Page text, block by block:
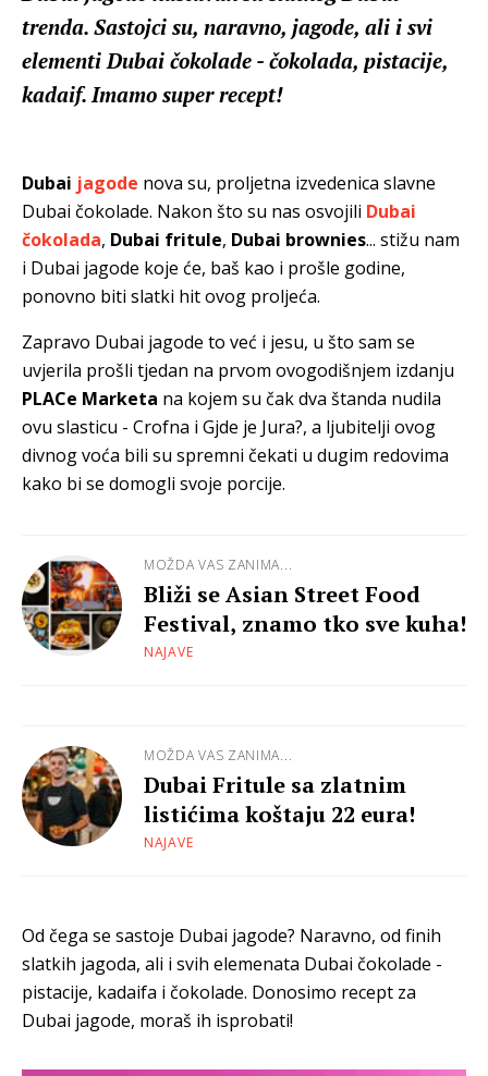
trenda. Sastojci su, naravno, jagode, ali i svi
elementi Dubai čokolade - čokolada, pistacije,
kadaif. Imamo super recept!
Dubai jagode nova su, proljetna izvedenica slavne
Dubai čokolade. Nakon što su nas osvojili Dubai
čokolada, Dubai fritule, Dubai brownies... stižu nam
i Dubai jagode koje će, baš kao i prošle godine,
ponovno biti slatki hit ovog proljeća.
Zapravo Dubai jagode to već i jesu, u što sam se
uvjerila prošli tjedan na prvom ovogodišnjem izdanju
PLACe Marketa na kojem su čak dva štanda nudila
ovu slasticu - Crofna i Gjde je Jura?, a ljubitelji ovog
divnog voća bili su spremni čekati u dugim redovima
kako bi se domogli svoje porcije.
MOŽDA VAS ZANIMA...
Bliži se Asian Street Food
Festival, znamo tko sve kuha!
NAJAVE
MOŽDA VAS ZANIMA...
Dubai Fritule sa zlatnim
listićima koštaju 22 eura!
NAJAVE
Od čega se sastoje Dubai jagode? Naravno, od finih
slatkih jagoda, ali i svih elemenata Dubai čokolade -
pistacije, kadaifa i čokolade. Donosimo recept za
Dubai jagode, moraš ih isprobati!